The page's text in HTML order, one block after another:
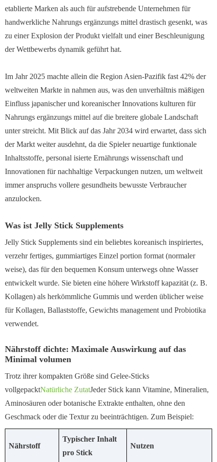
etablierte Marken als auch für aufstrebende Unternehmen für
handwerkliche Nahrungs ergänzungs mittel drastisch gesenkt, was
zu einer Explosion der Produkt vielfalt und einer Beschleunigung
der Wettbewerbs dynamik geführt hat.
Im Jahr 2025 machte allein die Region Asien-Pazifik fast 42% der
weltweiten Markte in nahmen aus, was den unverhältnis mäßigen
Einfluss japanischer und koreanischer Innovations kulturen für
Nahrungs ergänzungs mittel auf die breitere globale Landschaft
unter streicht. Mit Blick auf das Jahr 2034 wird erwartet, dass sich
der Markt weiter ausdehnt, da die Spieler neuartige funktionale
Inhaltsstoffe, personal isierte Ernährungs wissenschaft und
Innovationen für nachhaltige Verpackungen nutzen, um weltweit
immer anspruchs vollere gesundheits bewusste Verbraucher
anzulocken.
Was ist Jelly Stick Supplements
Jelly Stick Supplements sind ein beliebtes koreanisch inspiriertes,
verzehr fertiges, gummiartiges Einzel portion format (normaler
weise), das für den bequemen Konsum unterwegs ohne Wasser
entwickelt wurde. Sie bieten eine höhere Wirkstoff kapazität (z. B.
Kollagen) als herkömmliche Gummis und werden üblicher weise
für Kollagen, Ballaststoffe, Gewichts management und Probiotika
verwendet.
Nährstoff dichte: Maximale Auswirkung auf das
Minimal volumen
Trotz ihrer kompakten Größe sind Gelee-Sticks
vollgepacktNatürliche ZutatJeder Stick kann Vitamine, Mineralien,
Aminosäuren oder botanische Extrakte enthalten, ohne den
Geschmack oder die Textur zu beeinträchtigen. Zum Beispiel:
Nährstoff
Typischer Inhalt
pro Stick
Nutzen